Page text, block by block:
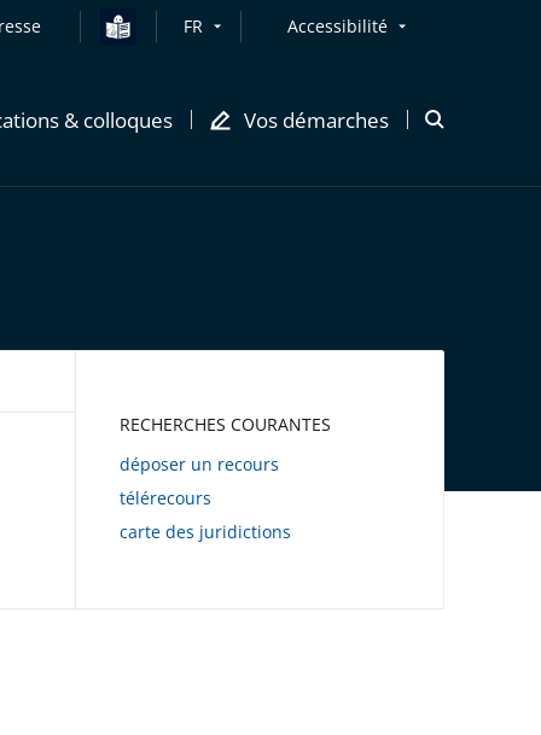
FR Accessibilité
& colloques Vos démarches
Ouvrir
RECHERCHES COURANTES
déposer un recours
télérecours
carte des juridictions